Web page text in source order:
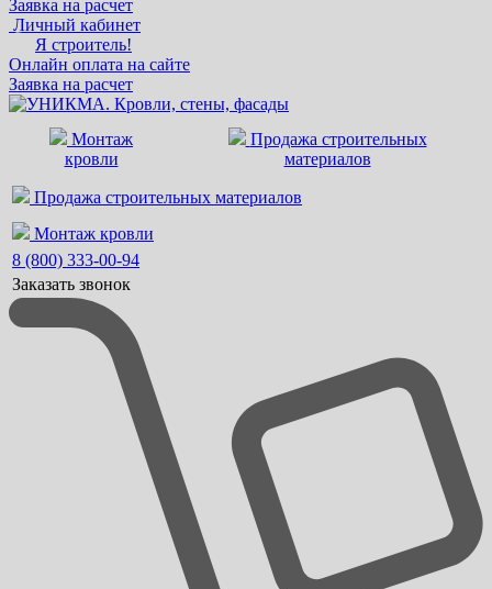
Заявка на расчет
Личный кабинет
Я строитель!
Онлайн оплата на сайте
Заявка на расчет
Монтаж
кровли
Продажа строительных
материалов
Продажа строительных материалов
Монтаж кровли
8 (800) 333-00-94
Заказать звонок